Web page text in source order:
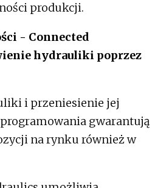
produkcji.
- Connected
hydrauliki poprzez
i przeniesienie jej
gwarantują
na rynku również w